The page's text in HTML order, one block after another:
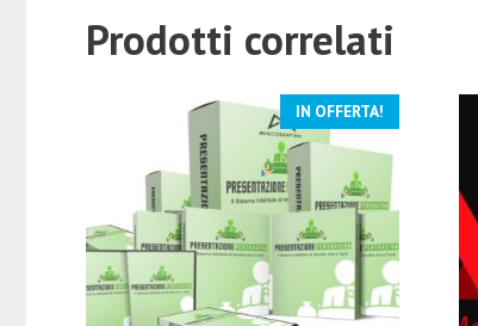
Prodotti correlati
IN OFFERTA!